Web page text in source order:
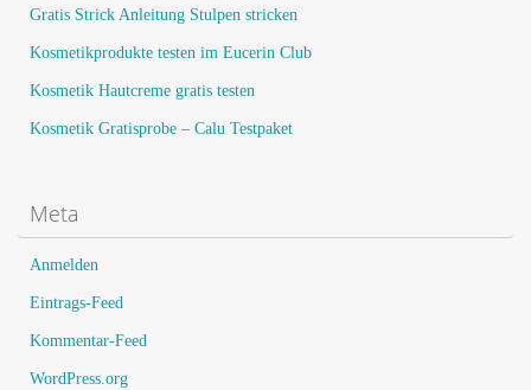
Gratis Strick Anleitung Stulpen stricken
Kosmetikprodukte testen im Eucerin Club
Kosmetik Hautcreme gratis testen
Kosmetik Gratisprobe – Calu Testpaket
Meta
Anmelden
Eintrags-Feed
Kommentar-Feed
WordPress.org